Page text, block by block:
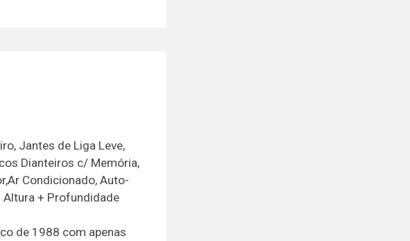
Jantes de Liga Leve,
Dianteiros c/ Memória,
Condicionado, Auto-
Altura + Profundidade
de 1988 com apenas